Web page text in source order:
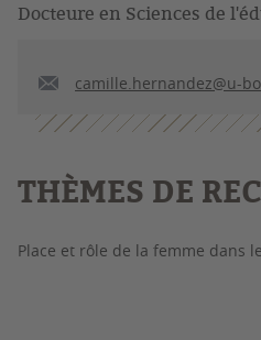
Docteure en Sciences de
camille.hernandez@u-
THÈMES DE
Place et rôle de la femme dans